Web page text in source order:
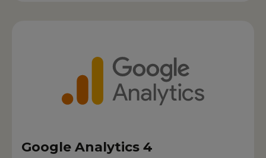
Google Analytics 4